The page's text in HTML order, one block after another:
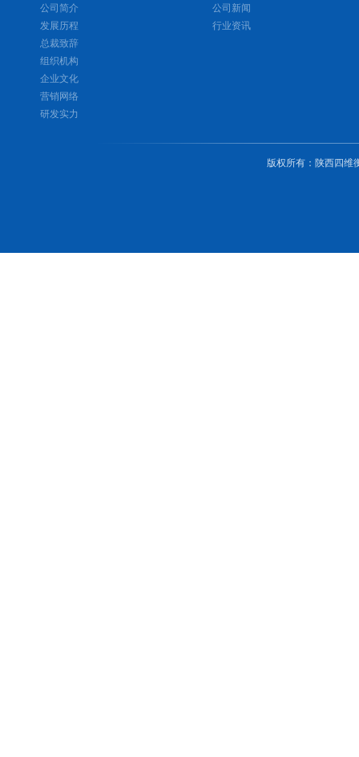
公司简介
公司新闻
发展历程
行业资讯
总裁致辞
组织机构
企业文化
营销网络
研发实力
版权所有 ： 陕西四